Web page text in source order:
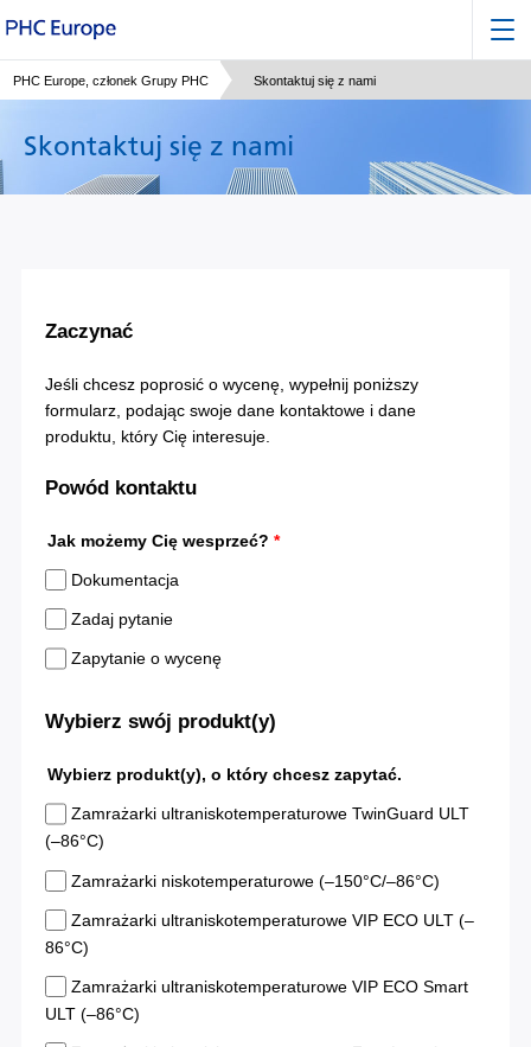
PHC Europe, członek Grupy PHC Skontaktuj się z nami
Skontaktuj się z nami